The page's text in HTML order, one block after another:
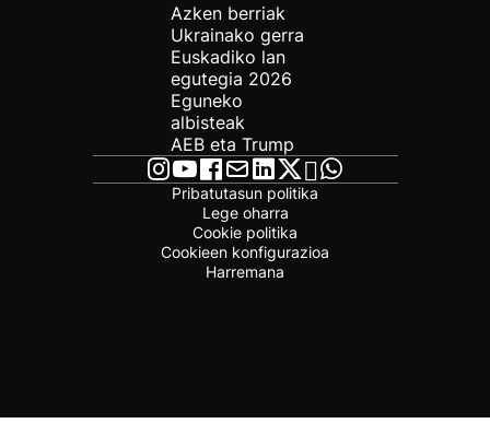
Azken berriak
Ukrainako gerra
Euskadiko lan
egutegia 2026
Eguneko
albisteak
AEB eta Trump
Pribatutasun politika
Lege oharra
Cookie politika
Cookieen konfigurazioa
Harremana